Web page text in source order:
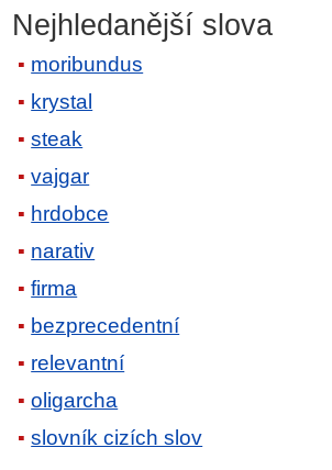
Nejhledanější slova
moribundus
krystal
steak
vajgar
hrdobce
narativ
firma
bezprecedentní
relevantní
oligarcha
slovník cizích slov